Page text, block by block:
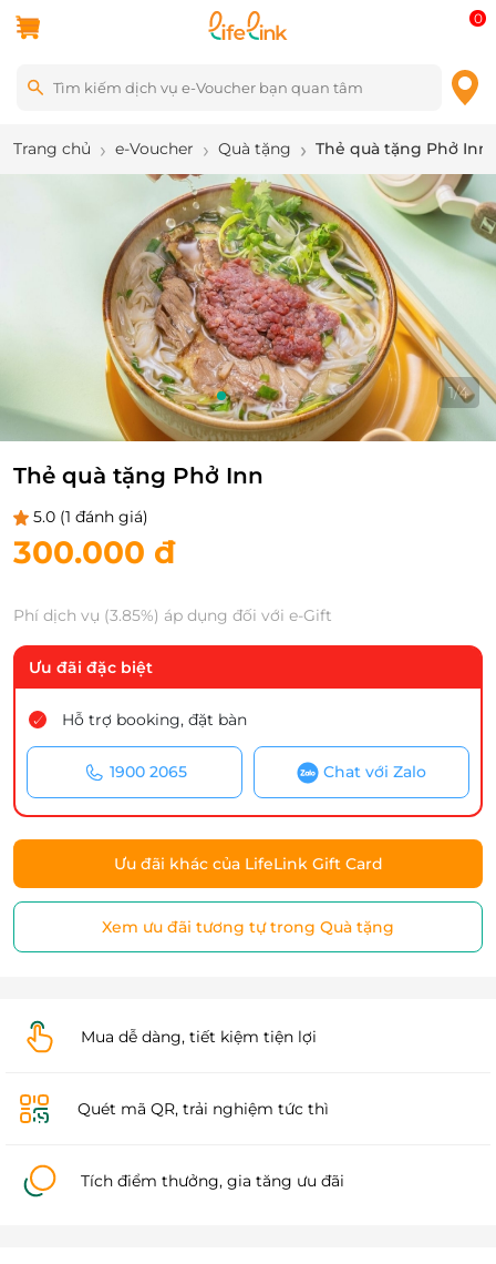
0
Trang chủ e-Voucher Quà tặng Thẻ quà tặng Phở Inn
2/4
Thẻ quà tặng Phở Inn
5.0 (1 đánh giá)
300.000 đ
Phí dịch vụ (3.85%) áp dụng đối với e-Gift
Ưu đãi đặc biệt
Hỗ trợ booking, đặt bàn
1900 2065 Chat với Zalo
Ưu đãi khác của LifeLink Gift Card
Xem ưu đãi tương tự trong Quà tặng
Mua dễ dàng, tiết kiệm tiện lợi
Quét mã QR, trải nghiệm tức thì
Tích điểm thưởng, gia tăng ưu đãi